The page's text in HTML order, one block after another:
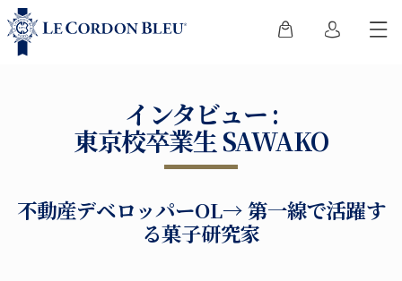
インタビュー :
東京校卒業生 SAWAKO
不動産デベロッパーOL→ 第一線で活躍す
る菓子研究家